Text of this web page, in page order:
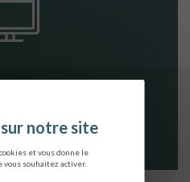
et vous donne le
vous souhaitez activer.